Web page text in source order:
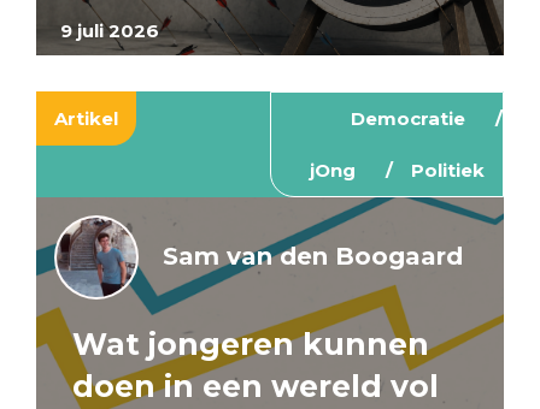
9 juli 2026
Artikel Democratie
jOng Politiek
Sam van den Boogaard
Wat jongeren kunnen
doen in een wereld vol